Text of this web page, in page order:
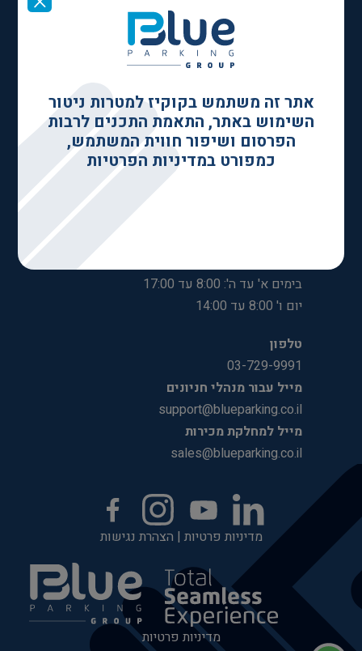
אני מאשר לשמור את הפרטים שלי ולקבל תכנים שיווקיים.
מדיניות פרטיות | הצהרת נגישות
במייל או בוואצאפ בין השעות:
בימים א' עד ה': 8:00 עד 17:00
יום ו' 8:00 עד 14:00
טלפון
03-729-9991
מייל עבור מנהלי חניונים
support@blueparking.co.il
מייל למחלקת מכירות
sales@blueparking.co.il
מדיניות פרטיות
אתר זה משתמש בקוקיז למטרות ניטור
השימוש באתר, התאמת התכנים לרבות
הפרסום ושיפור חווית המשתמש,
כמפורט במדיניות הפרטיות